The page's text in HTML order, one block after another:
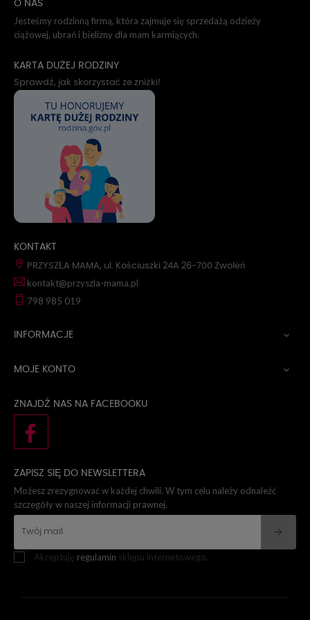
O NAS
Jesteśmy rodzinną firmą, która zajmuje się sprzedażą odzieży
ciążowej, ubrań i bielizny dla mam karmiących.
KARTA DUŻEJ RODZINY
Sprawdź, jak skorzystać ze zniżki!
KONTAKT
PRZYSZŁA MAMA, ul. Kościuszki 24A 26-700 Zwoleń
kontakt@przyszla-mama.pl
798 985 019
INFORMACJE 
MOJE KONTO 
ZNAJDŹ NAS NA FACEBOOKU
ZAPISZ SIĘ DO NEWSLETTERA
Możesz zrezygnować w każdej chwili. W tym celu należy odnaleźć
szczegóły w naszej informacji prawnej.
Akceptuję regulamin sklepu internetowego.